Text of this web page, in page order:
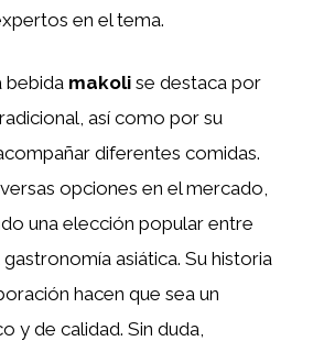
en el tema.
bebida makoli se destaca por
así como por su
diferentes comidas.
opciones en el mercado,
una elección popular entre
asiática. Su historia
hacen que sea un
y de calidad. Sin duda,